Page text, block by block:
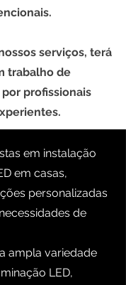
serviços, terá
trabalho de
profissionais
em instalação
em casas,
personalizadas
de
ampla variedade
LED,